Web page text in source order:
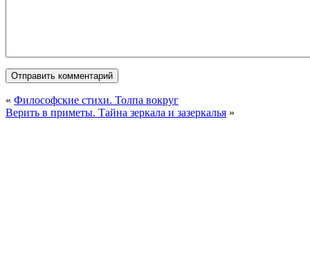
« Философские стихи. Толпа вокруг
Верить в приметы. Тайна зеркала и зазеркалья »